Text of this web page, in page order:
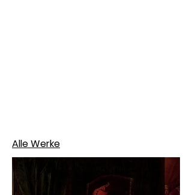
Alle Werke